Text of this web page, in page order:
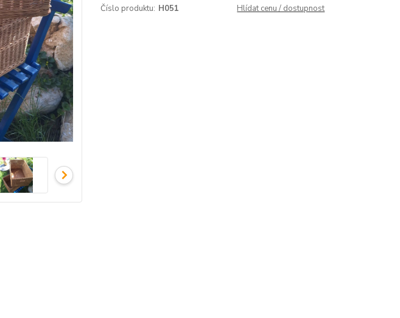
Číslo produktu: H051 Hlídat cenu / dostupnost